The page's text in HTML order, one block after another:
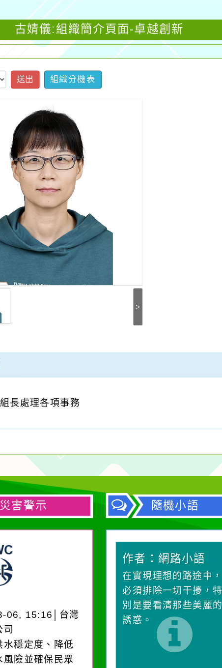
古婧儀:組織簡介頁面-卓越創新
送出 組織分機表
>
長處理各項事務
災害警示
06, 15:16│台灣
水穩定度、降低
風險並確保民眾
隨機小語
作者：網路小語
生活是一面鏡子。你對
作者：網路小語
在實現理想的路途中，
必須排除一切干擾，特
別是要看清那些美麗的
誘惑。